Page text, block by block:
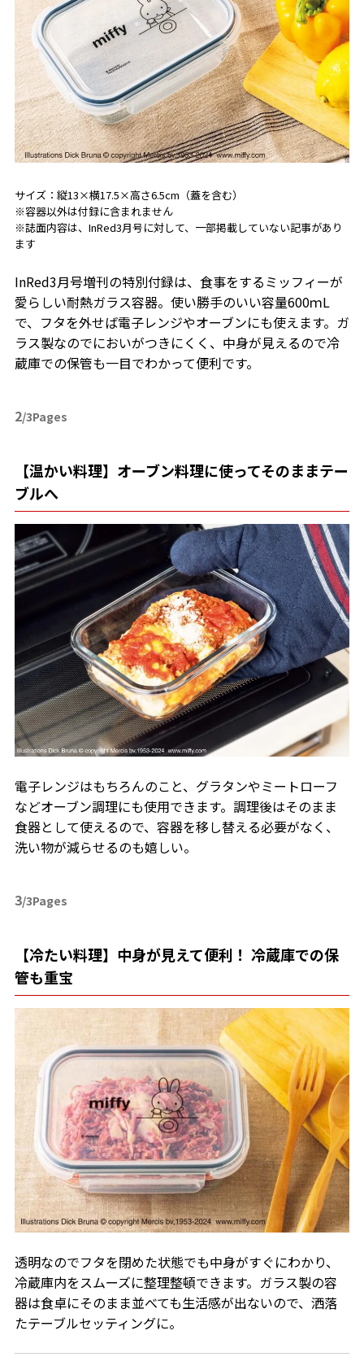
サイズ：縦13×横17.5×高さ6.5cm（蓋を含む）
※容器以外は付録に含まれません
※誌面内容は、InRed3月号に対して、一部掲載していない記事があり
ます
InRed3月号増刊の特別付録は、食事をするミッフィーが
愛らしい耐熱ガラス容器。使い勝手のいい容量600ｍL
で、フタを外せば電子レンジやオーブンにも使えます。ガ
ラス製なのでにおいがつきにくく、中身が見えるので冷
蔵庫での保管も一目でわかって便利です。
2/3Pages
【温かい料理】オーブン料理に使ってそのままテー
ブルへ
電子レンジはもちろんのこと、グラタンやミートローフ
などオーブン調理にも使用できます。調理後はそのまま
食器として使えるので、容器を移し替える必要がなく、
洗い物が減らせるのも嬉しい。
3/3Pages
【冷たい料理】中身が見えて便利！ 冷蔵庫での保
管も重宝
透明なのでフタを閉めた状態でも中身がすぐにわかり、
冷蔵庫内をスムーズに整理整頓できます。ガラス製の容
器は食卓にそのまま並べても生活感が出ないので、洒落
たテーブルセッティングに。